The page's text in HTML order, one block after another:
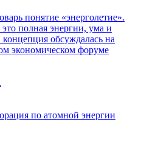
понятие «энерголетие».
полная энергии, ума и
обсуждалась на
экономическом форуме
по атомной энергии